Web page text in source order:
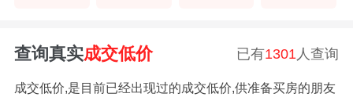
查询真实成交低价 已有1301 人查询
成交低价,是目前已经出现过的成交低价,供准备买房的朋友